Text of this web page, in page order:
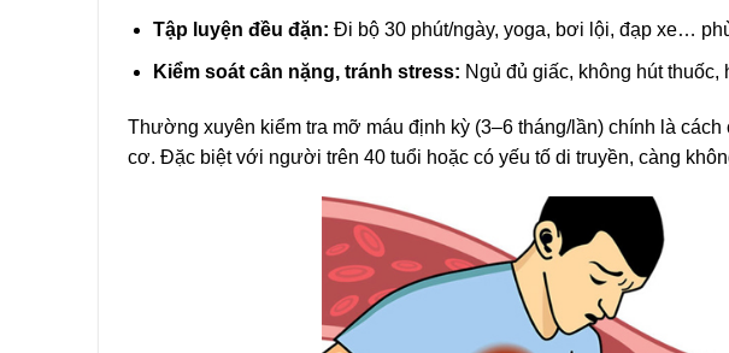
Tập luyện đều đặn: Đi bộ 30 phút/ngày, yoga, bơi lội, đạp xe…
Kiểm soát cân nặng, tránh stress: Ngủ đủ giấc, không hút
Thường xuyên kiểm tra mỡ máu định kỳ (3–6 tháng/lần) chính là
cơ. Đặc biệt với người trên 40 tuổi hoặc có yếu tố di truyền, càng